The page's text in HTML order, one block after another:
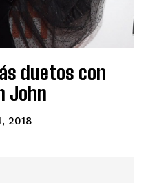
duetos con
John
2018